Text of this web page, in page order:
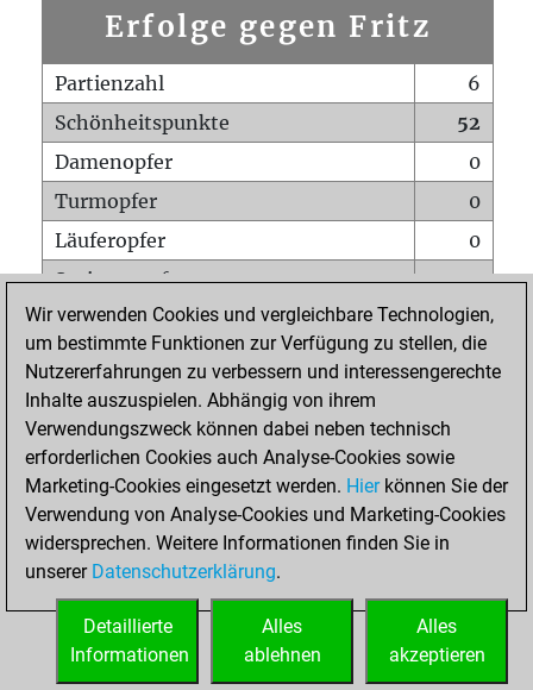
Erfolge gegen Fritz
Partienzahl
6
Schönheitspunkte
52
Damenopfer
0
Turmopfer
0
Läuferopfer
0
Springeropfer
1
Bauernopfer
1
Matt auf vollem Brett
0
Bauer setzt Matt
Erstickte Matts
Unterverwandlungen
0
Türme auf der siebten
0
STARTSEITE
Wir verwenden Cookies und vergleichbare Technologien,
um bestimmte Funktionen zur Verfügung zu stellen, die
Nutzererfahrungen zu verbessern und interessengerechte
Inhalte auszuspielen. Abhängig von ihrem
Verwendungszweck können dabei neben technisch
erforderlichen Cookies auch Analyse-Cookies sowie
Marketing-Cookies eingesetzt werden. Hierkönnen Sie der
Verwendung von Analyse-Cookies und Marketing-Cookies
widersprechen. Weitere Informationen finden Sie in
unserer Datenschutzerklärung.
Alles
akzeptieren
Alles
ablehnen
Detaillierte
Informationen